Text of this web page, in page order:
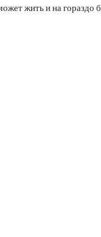
жить и на гораздо